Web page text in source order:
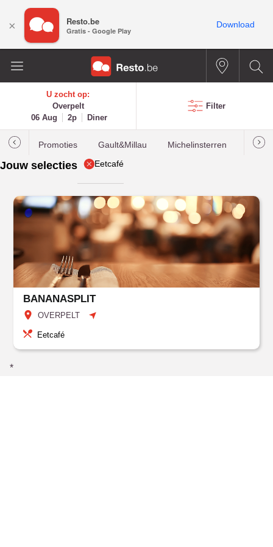
U zocht op:
Overpelt
06 Aug
2p Diner
Filter
Promoties Gault&Millau Michelinsterren
Jouw selecties Eetcafé
BANANASPLIT
OVERPELT
Eetcafé
*
× Resto.be
Gratis - Google Play
Download